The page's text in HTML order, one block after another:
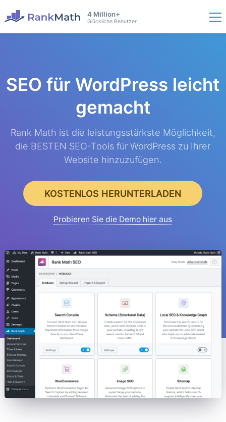
4 Million+
Glückliche Benutzer
SEO für WordPress leicht
gemacht
Rank Math ist die leistungsstärkste Möglichkeit,
die BESTEN SEO-Tools für WordPress zu Ihrer
Website hinzuzufügen.
KOSTENLOS HERUNTERLADEN
Probieren Sie die Demo hier aus